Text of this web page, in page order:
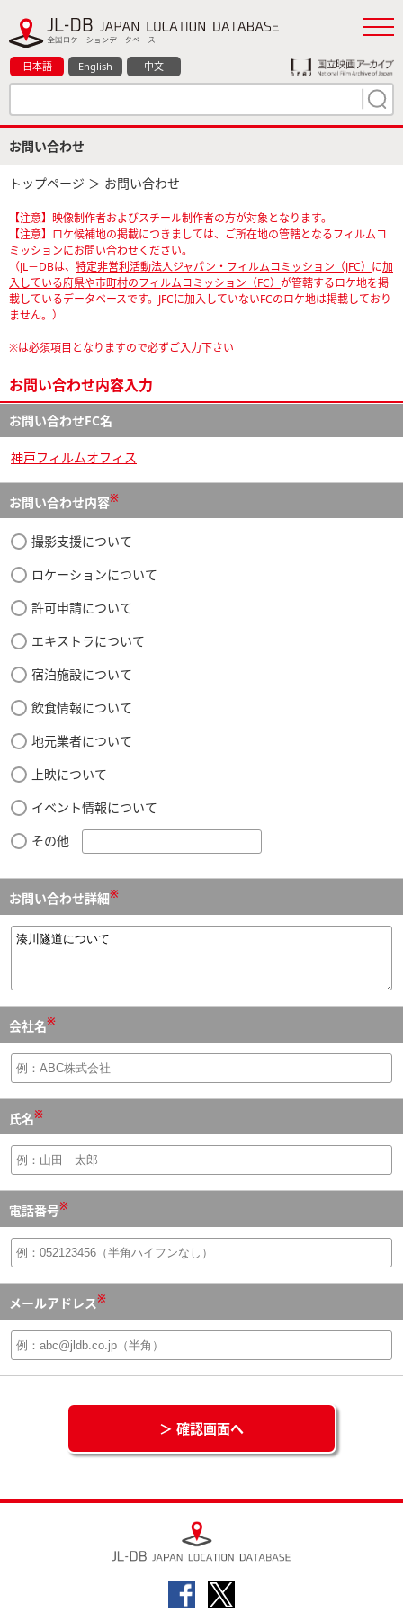
日本語 English 中文
お問い合わせ
トップページ ＞ お問い合わせ
【注意】映像制作者およびスチール制作者の方が対象となります。
【注意】ロケ候補地の掲載につきましては、ご所在地の管轄となるフィルムコ
ミッションにお問い合わせください。
（JL－DBは、 特定非営利活動法人ジャパン・フィルムコミッション（JFC） に加
入している府県や市町村のフィルムコミッション（FC） が管轄するロケ地を掲
載しているデータベースです。JFCに加入していないFCのロケ地は掲載しており
ません。）
※は必須項目となりますので必ずご入力下さい
お問い合わせ内容入力
お問い合わせFC名
神戸フィルムオフィス
お問い合わせ内容※
撮影支援について
ロケーションについて
許可申請について
エキストラについて
宿泊施設について
飲食情報について
地元業者について
上映について
イベント情報について
その他
お問い合わせ詳細※
会社名※
氏名※
電話番号※
メールアドレス※
＞ 確認画面へ